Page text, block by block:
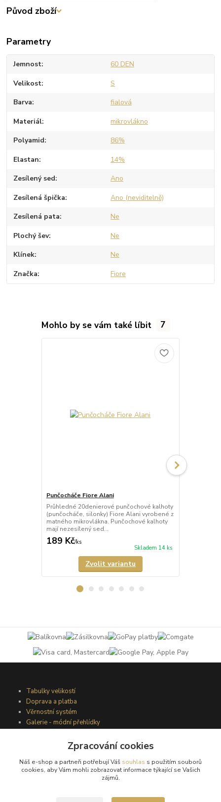
Původ zboží
Parametry
Jemnost 60 DEN
Velikost S
Barva fialová
Materiál mikrovlákno
Polyamid 86%
Elastan 14%
Zesílený sed Ano
Zesílená špička Ano (neviditelně)
Zesílená pata Ne
Plochý šev Ne
Klínek Ne
Značka Fiore
Mohlo by se vám také líbit 7
Punčocháče Fiore Alani
Průhledné 20denierové punčochové kalhoty
(punčocháče, silonky) Fiore Alani vyrobené z
matného mikrovlákna. Punčochové kalhoty
mají nezesílený sed...
189 Kč/ks
Skladem 14 ks
Zvolit variantu
Tabulky velikostí
Doprava a platba
Věrnostní systém
Galerie - módní přehlídky
Podmínky užití webového rozhraní
Obchodní podmínky
Zpracování cookies
Náš e-shop a partneři potřebují Váš souhlas s použitím souborů
cookies, aby Vám mohli zobrazovat informace týkající se Vašich
zájmů.